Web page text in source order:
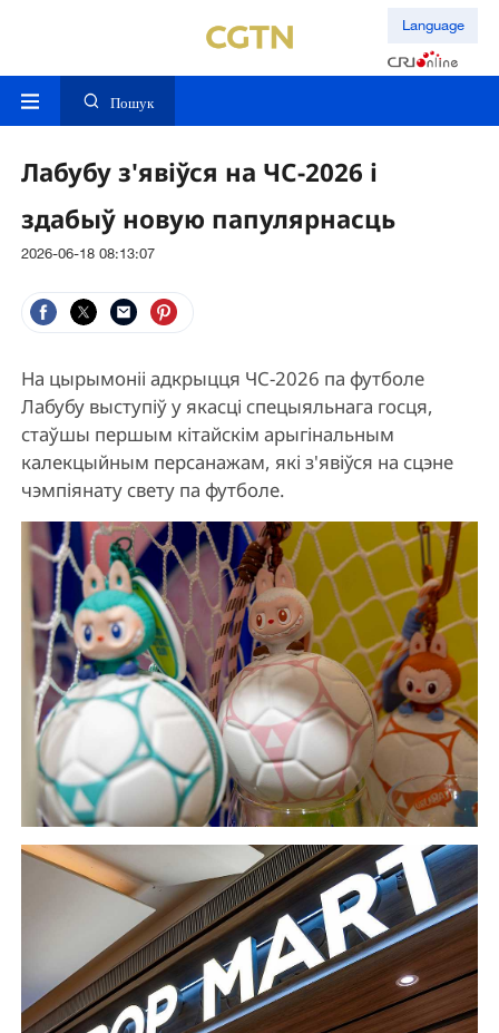
Language
Пошук
Лабубу з'явіўся на ЧС-2026 і
здабыў новую папулярнасць
2026-06-18 08:13:07
На цырымоніі адкрыцця ЧС-2026 па футболе
Лабубу выступіў у якасці спецыяльнага госця,
стаўшы першым кітайскім арыгінальным
калекцыйным персанажам, які з'явіўся на сцэне
чэмпіянату свету па футболе.